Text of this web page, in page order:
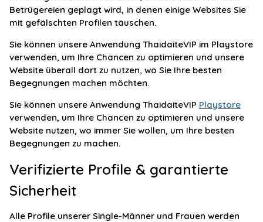
Betrügereien geplagt wird, in denen einige Websites Sie
mit gefälschten Profilen täuschen.
Sie können unsere Anwendung ThaidaiteVIP im Playstore
verwenden, um Ihre Chancen zu optimieren und unsere
Website überall dort zu nutzen, wo Sie Ihre besten
Begegnungen machen möchten.
Sie können unsere Anwendung ThaidaiteVIP Playstore
verwenden, um Ihre Chancen zu optimieren und unsere
Website nutzen, wo immer Sie wollen, um Ihre besten
Begegnungen zu machen.
Verifizierte Profile & garantierte
Sicherheit
Alle Profile unserer Single-Männer und Frauen werden